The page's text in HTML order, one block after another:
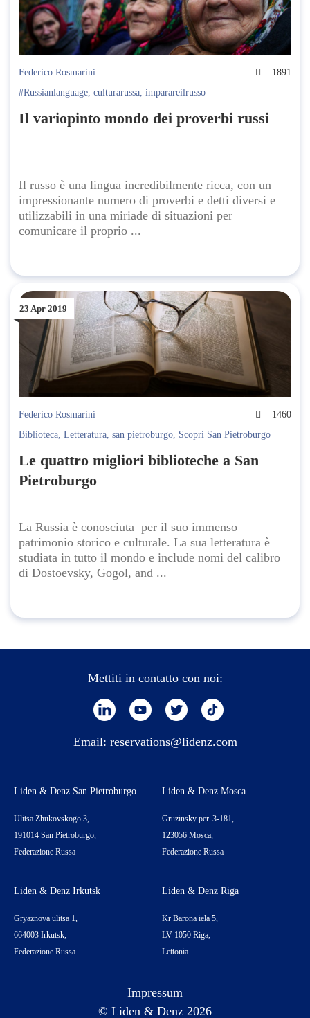
Federico Rosmarini
1891
#Russianlanguage, culturarussa, imparareilrusso
Il variopinto mondo dei proverbi russi
Il russo è una lingua incredibilmente ricca, con un
impressionante numero di proverbi e detti diversi e
utilizzabili in una miriade di situazioni per
comunicare il proprio ...
23 Apr 2019
Federico Rosmarini
1460
Biblioteca, Letteratura, san pietroburgo, Scopri San Pietroburgo
Le quattro migliori biblioteche a San
Pietroburgo
La Russia è conosciuta per il suo immenso
patrimonio storico e culturale. La sua letteratura è
studiata in tutto il mondo e include nomi del calibro
di Dostoevsky, Gogol, and ...
Mettiti in contatto con noi:
Email: reservations@lidenz.com
Liden & Denz San Pietroburgo
Ulitsa Zhukovskogo 3,
191014 San Pietroburgo,
Federazione Russa
Liden & Denz Mosca
Gruzinsky per. 3-181,
123056 Mosca,
Federazione Russa
Liden & Denz Irkutsk
Gryaznova ulitsa 1,
664003 Irkutsk,
Federazione Russa
Liden & Denz Riga
Kr Barona iela 5,
LV-1050 Riga,
Lettonia
© Liden & Denz 2026
Impressum